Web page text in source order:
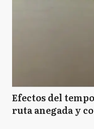
Efectos del
ruta anegada y